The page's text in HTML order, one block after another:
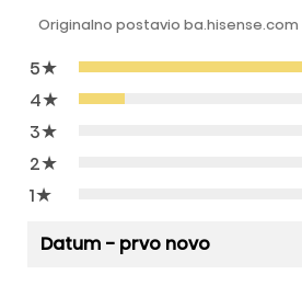
Originalno postavio ba.hisense.com
5★
4★
3★
2★
1★
Datum - prvo novo